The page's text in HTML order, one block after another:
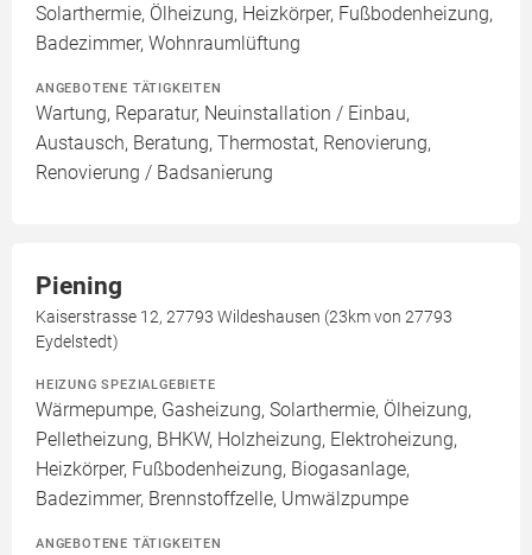
Solarthermie, Ölheizung, Heizkörper, Fußbodenheizung,
Badezimmer, Wohnraumlüftung
ANGEBOTENE TÄTIGKEITEN
Wartung, Reparatur, Neuinstallation / Einbau,
Austausch, Beratung, Thermostat, Renovierung,
Renovierung / Badsanierung
Piening
Kaiserstrasse 12, 27793 Wildeshausen (23km von 27793
Eydelstedt)
HEIZUNG SPEZIALGEBIETE
Wärmepumpe, Gasheizung, Solarthermie, Ölheizung,
Pelletheizung, BHKW, Holzheizung, Elektroheizung,
Heizkörper, Fußbodenheizung, Biogasanlage,
Badezimmer, Brennstoffzelle, Umwälzpumpe
ANGEBOTENE TÄTIGKEITEN